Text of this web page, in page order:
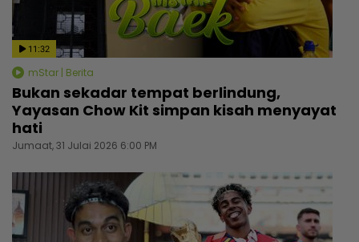
11:32
mStar | Berita
Bukan sekadar tempat berlindung,
Yayasan Chow Kit simpan kisah menyayat
hati
Jumaat, 31 Julai 2026 6:00 PM